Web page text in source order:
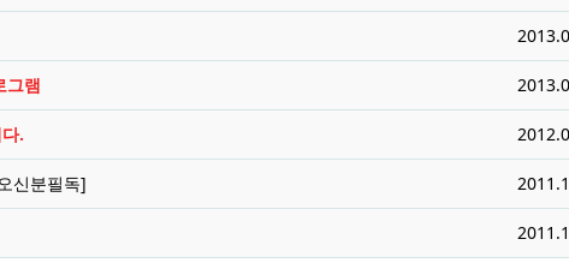
그램
.
신분필독]